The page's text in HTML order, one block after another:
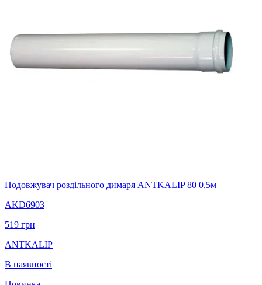
Подовжувач роздільного димаря ANTKALIP 80 0,5м
AKD6903
519 грн
ANTKALIP
В наявності